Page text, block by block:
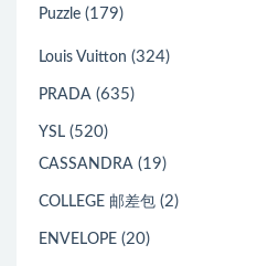
Puzzle (179)
Louis Vuitton (324)
PRADA (635)
YSL (520)
CASSANDRA (19)
COLLEGE 邮差包 (2)
ENVELOPE (20)